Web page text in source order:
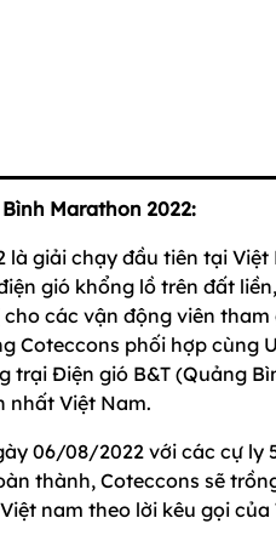
Bình Marathon 2022:
là giải chạy đầu tiên tại Việt
gió khổng lồ trên đất
các vận động viên tham
Coteccons phối hợp cùng
trại Điện gió B&T (Quảng
nhất Việt Nam.
06/08/2022 với các cự ly
thành, Coteccons sẽ
nam theo lời kêu gọi của